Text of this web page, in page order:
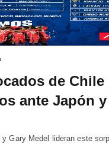
de Chile
ante Japón y
y Gary Medel lideran este